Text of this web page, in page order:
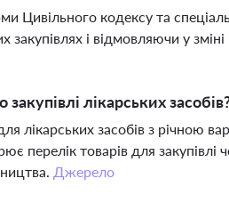
Цивільного кодексу та
і відмовляючи у
лікарських
лікарських засобів з річною
товарів для закупівлі
Джерело